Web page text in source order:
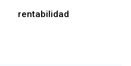
rentabilidad